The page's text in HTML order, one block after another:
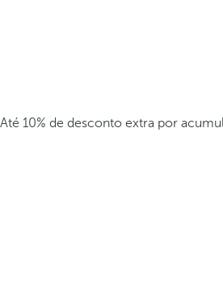
Até 10% de desconto extra por